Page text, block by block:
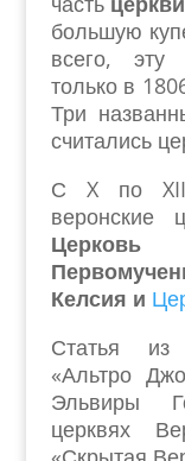
большую
всего, эту
только в
Три
считались
С X по XII
веронские
Келсия и
Статья из
«Альтро
Эльвиры
церквях